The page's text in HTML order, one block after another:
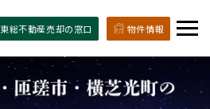
物件情報
東総不動産売却の窓口